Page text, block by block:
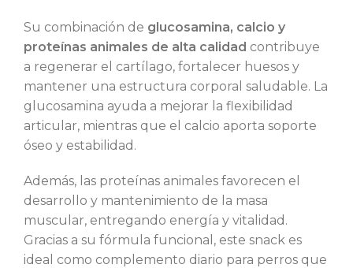
Su combinación de glucosamina, calcio y
proteínas animales de alta calidad contribuye
a regenerar el cartílago, fortalecer huesos y
mantener una estructura corporal saludable. La
glucosamina ayuda a mejorar la flexibilidad
articular, mientras que el calcio aporta soporte
óseo y estabilidad.
Además, las proteínas animales favorecen el
desarrollo y mantenimiento de la masa
muscular, entregando energía y vitalidad.
Gracias a su fórmula funcional, este snack es
ideal como complemento diario para perros que